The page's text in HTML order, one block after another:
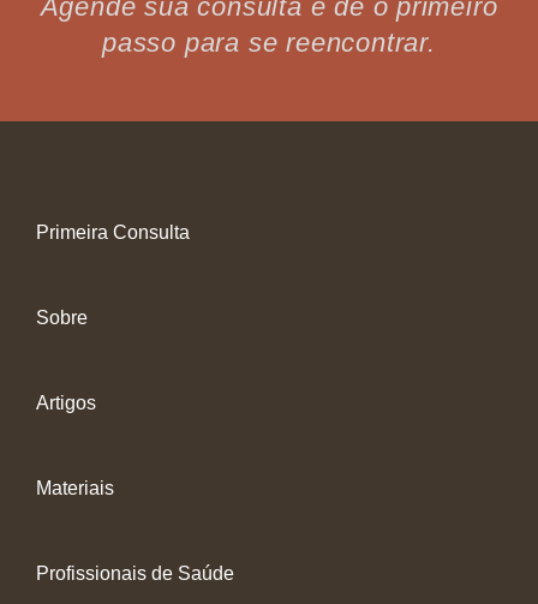
Agende sua consulta e dê o primeiro
passo para se reencontrar.
Primeira Consulta
Sobre
Artigos
Materiais
Profissionais de Saúde